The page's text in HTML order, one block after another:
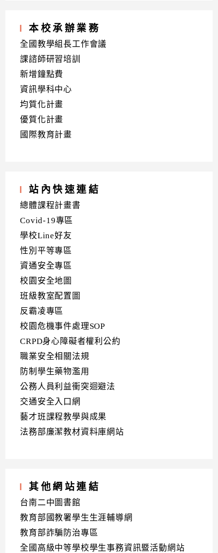
本校承辦業務
全國教學組長工作會議
課諮師研習培訓
新增鐘點費
資訊學科中心
均質化計畫
優質化計畫
國際教育計畫
站內快速連結
總體課程計畫書
Covid-19專區
學校Line好友
性別平等專區
資通安全專區
校園安全地圖
班級教室配置圖
反霸凌專區
校園危機事件處理SOP
CRPD身心障礙者權利公約
職業安全相關法規
防制學生藥物濫用
公務人員利益衝突迴避法
交通安全入口網
藝才班課程教學與成果
法務部廉潔教材資料庫網站
其他網站連結
台南二中圖書館
教育部國教署學生生涯輔導網
教育部詐騙防治專區
全國高級中等學校學生事務資訊暨活動網站